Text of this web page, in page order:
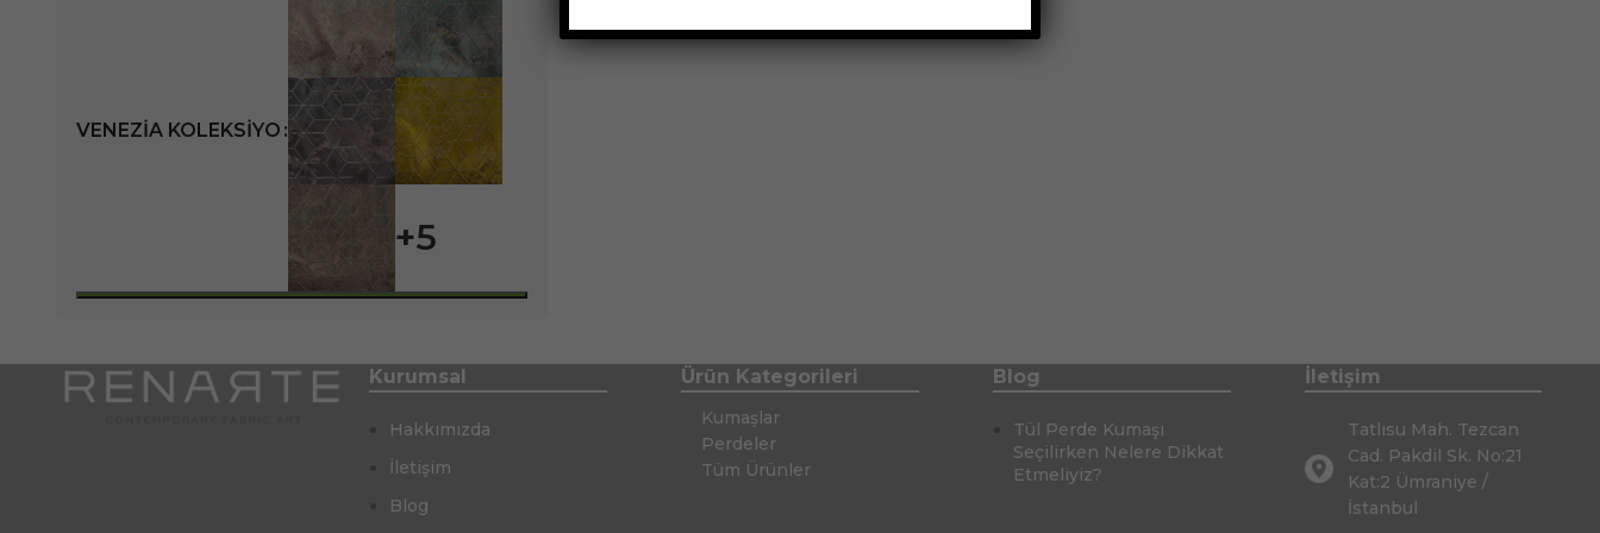
VENEZIA KOLEKSIYO
+5
Kurumsal
Hakkımızda
İletişim
Blog
Ürün Kategorileri
Kumaşlar
Perdeler
Tüm Ürünler
Blog
Tül Perde Kumaşı
Seçilirken Nelere Dikkat
Etmeliyiz?
İletişim
Tatlısu Mah. Tezcan
Cad. Pakdil Sk. No:21
Kat:2 Ümraniye /
İstanbul